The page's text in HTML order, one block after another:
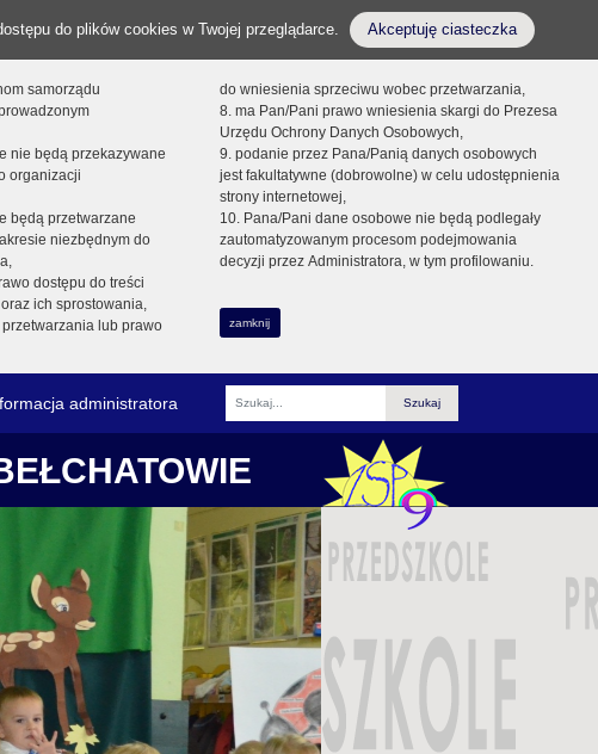
do plików cookies w Twojej przeglądarce. Akceptuję ciasteczka
samorządu
nie będą przekazywane
organizacji
będą przetwarzane
niezbędnym do
dostępu do treści
ich sprostowania,
lub prawo
do wniesienia sprzeciwu wobec przetwarzania,
8. ma Pan/Pani prawo wniesienia skargi do Prezesa
Urzędu Ochrony Danych Osobowych,
9. podanie przez Pana/Panią danych osobowych
jest fakultatywne (dobrowolne) w celu udostępnienia
strony internetowej,
10. Pana/Pani dane osobowe nie będą podlegały
zautomatyzowanym procesom podejmowania
decyzji przez Administratora, w tym profilowaniu.
zamknij
administratora
Fraza